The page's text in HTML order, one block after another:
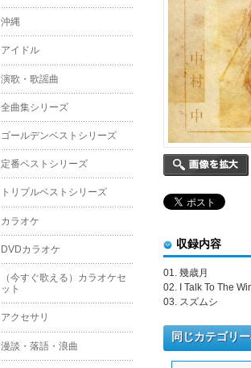
収録内容
01. 幾歳月
02. I Talk To The
03. スズムシ
同じカテゴリ
沖縄
アイドル
演歌・歌謡曲
全曲集シリーズ
ゴールデンベストシリーズ
定番ベストシリーズ
トリプルベストシリーズ
カラオケ
DVDカラオケ
（今すぐ歌える）カラオケセ
ット
アクセサリ
漫談・落語・浪曲